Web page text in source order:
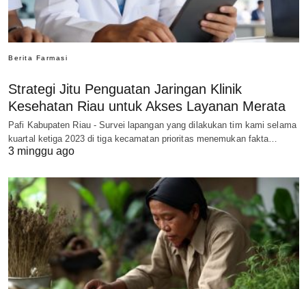
Berita Farmasi
Strategi Jitu Penguatan Jaringan Klinik
Kesehatan Riau untuk Akses Layanan Merata
Pafi Kabupaten Riau - Survei lapangan yang dilakukan tim kami selama
kuartal ketiga 2023 di tiga kecamatan prioritas menemukan fakta…
3 minggu ago